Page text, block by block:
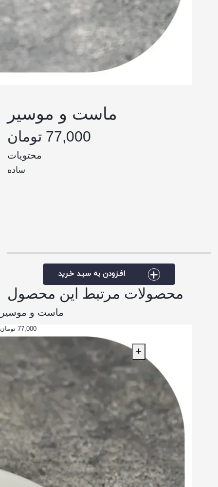
ماست و موسیر
77,000 تومان
محتویات
ساده
افـزودن به سبـد خـرید
محصولات مرتبط این محصول
ماست و موسیر
77,000 تومان